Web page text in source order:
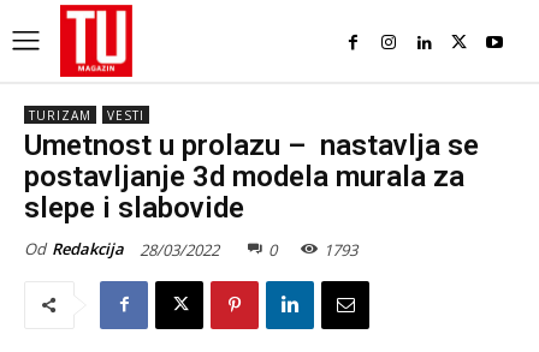
TURIZAM VESTI
Umetnost u prolazu – nastavlja se
postavljanje 3d modela murala za
slepe i slabovide
Od Redakcija 28/03/2022 0 1793